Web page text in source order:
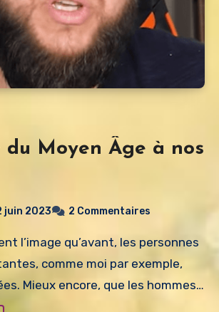
du Moyen Âge à nos
juin 2023 2 Commentaires
l’image qu’avant, les personnes
comme moi par exemple,
Mieux encore, que les hommes…